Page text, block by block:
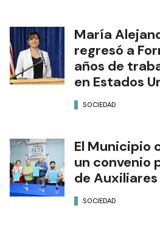
María
regresó a
años de
en Estados
SOCIEDAD
El Municipio
un convenio
de
SOCIEDAD